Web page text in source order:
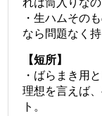
れは筒入りなの
・生ハムその
なら問題なく持
【短所】
・ばらまき用
理想を言えば
ト。